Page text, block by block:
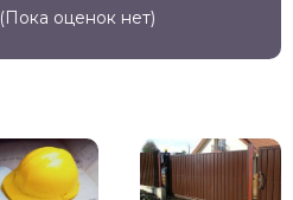
(Пока оценок нет)